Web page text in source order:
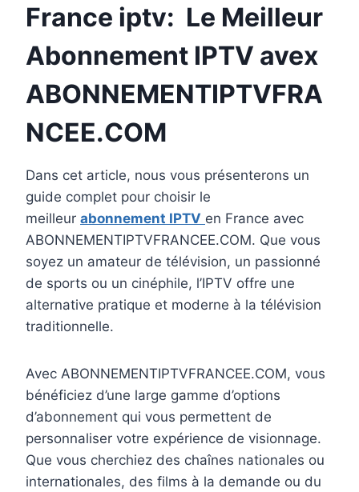
France iptv: Le Meilleur
Abonnement IPTV avex
ABONNEMENTIPTVFRA
NCEE.COM
Dans cet article, nous vous présenterons un
guide complet pour choisir le
meilleur abonnement IPTV en France avec
ABONNEMENTIPTVFRANCEE.COM. Que vous
soyez un amateur de télévision, un passionné
de sports ou un cinéphile, l’IPTV offre une
alternative pratique et moderne à la télévision
traditionnelle.
Avec ABONNEMENTIPTVFRANCEE.COM, vous
bénéficiez d’une large gamme d’options
d’abonnement qui vous permettent de
personnaliser votre expérience de visionnage.
Que vous cherchiez des chaînes nationales ou
internationales, des films à la demande ou du